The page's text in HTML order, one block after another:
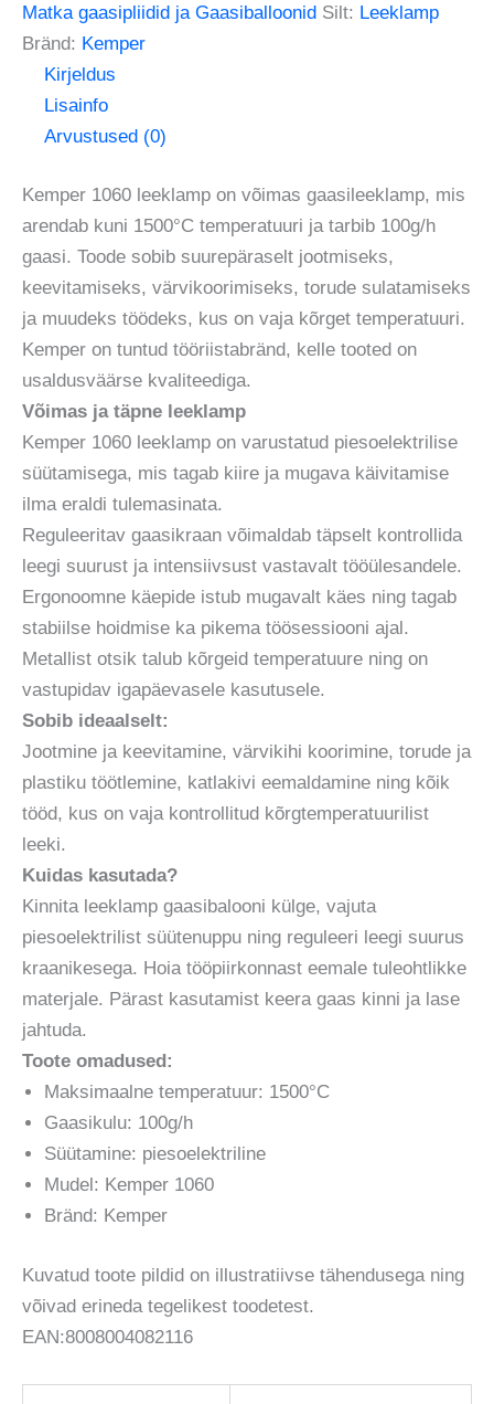
Matka gaasipliidid ja Gaasiballoonid Silt: Leeklamp
Bränd: Kemper
Kirjeldus
Lisainfo
Arvustused (0)
Kemper 1060 leeklamp on võimas gaasileeklamp, mis
arendab kuni 1500°C temperatuuri ja tarbib 100g/h
gaasi. Toode sobib suurepäraselt jootmiseks,
keevitamiseks, värvikoorimiseks, torude sulatamiseks
ja muudeks töödeks, kus on vaja kõrget temperatuuri.
Kemper on tuntud tööriistabränd, kelle tooted on
usaldusväärse kvaliteediga.
Võimas ja täpne leeklamp
Kemper 1060 leeklamp on varustatud piesoelektrilise
süütamisega, mis tagab kiire ja mugava käivitamise
ilma eraldi tulemasinata.
Reguleeritav gaasikraan võimaldab täpselt kontrollida
leegi suurust ja intensiivsust vastavalt tööülesandele.
Ergonoomne käepide istub mugavalt käes ning tagab
stabiilse hoidmise ka pikema töösessiooni ajal.
Metallist otsik talub kõrgeid temperatuure ning on
vastupidav igapäevasele kasutusele.
Sobib ideaalselt:
Jootmine ja keevitamine, värvikihi koorimine, torude ja
plastiku töötlemine, katlakivi eemaldamine ning kõik
tööd, kus on vaja kontrollitud kõrgtemperatuurilist
leeki.
Kuidas kasutada?
Kinnita leeklamp gaasibalooni külge, vajuta
piesoelektrilist süütenuppu ning reguleeri leegi suurus
kraanikesega. Hoia tööpiirkonnast eemale tuleohtlikke
materjale. Pärast kasutamist keera gaas kinni ja lase
jahtuda.
Toote omadused:
Maksimaalne temperatuur: 1500°C
Gaasikulu: 100g/h
Süütamine: piesoelektriline
Mudel: Kemper 1060
Bränd: Kemper
Kuvatud toote pildid on illustratiivse tähendusega ning
võivad erineda tegelikest toodetest.
EAN:8008004082116